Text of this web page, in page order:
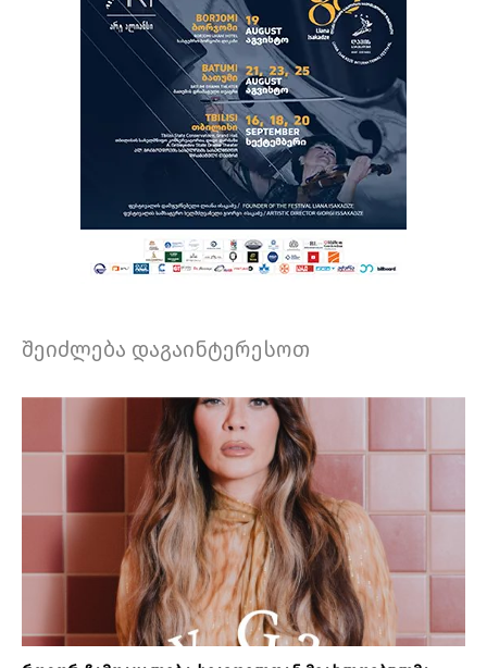
შეიძლება დაგაინტერესოთ